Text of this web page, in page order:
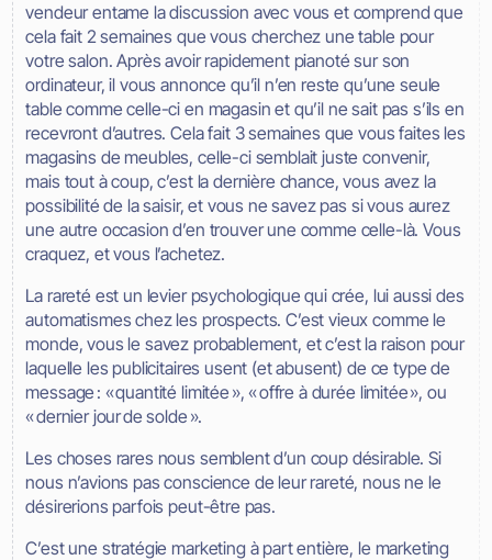
vendeur entame la discussion avec vous et comprend que
cela fait 2 semaines que vous cherchez une table pour
votre salon. Après avoir rapidement pianoté sur son
ordinateur, il vous annonce qu’il n’en reste qu’une seule
table comme celle-ci en magasin et qu’il ne sait pas s’ils en
recevront d’autres. Cela fait 3 semaines que vous faites les
magasins de meubles, celle-ci semblait juste convenir,
mais tout à coup, c’est la dernière chance, vous avez la
possibilité de la saisir, et vous ne savez pas si vous aurez
une autre occasion d’en trouver une comme celle-là. Vous
craquez, et vous l’achetez.
La rareté est un levier psychologique qui crée, lui aussi des
automatismes chez les prospects. C’est vieux comme le
monde, vous le savez probablement, et c’est la raison pour
laquelle les publicitaires usent (et abusent) de ce type de
message : « quantité limitée », « offre à durée limitée », ou
« dernier jour de solde ».
Les choses rares nous semblent d’un coup désirable. Si
nous n’avions pas conscience de leur rareté, nous ne le
désirerions parfois peut-être pas.
C’est une stratégie marketing à part entière, le marketing